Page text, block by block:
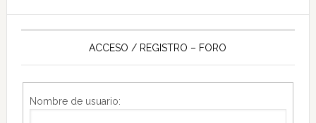
ACCESO / REGISTRO – FORO
Nombre de usuario: